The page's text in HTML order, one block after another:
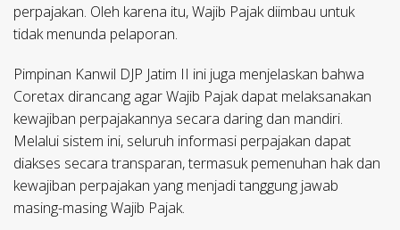
perpajakan. Oleh karena itu, Wajib Pajak diimbau untuk
tidak menunda pelaporan.
Pimpinan Kanwil DJP Jatim II ini juga menjelaskan bahwa
Coretax dirancang agar Wajib Pajak dapat melaksanakan
kewajiban perpajakannya secara daring dan mandiri.
Melalui sistem ini, seluruh informasi perpajakan dapat
diakses secara transparan, termasuk pemenuhan hak dan
kewajiban perpajakan yang menjadi tanggung jawab
masing-masing Wajib Pajak.